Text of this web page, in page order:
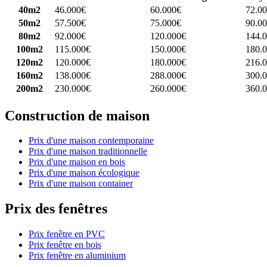
40m2
46.000€ 60.000€
50m2
57.500€ 75.000€
80m2
92.000€ 120.000€
100m2
115.000€ 150.000€
120m2
120.000€ 180.000€
160m2
138.000€ 288.000€
200m2
230.000€ 260.000€
Construction de maison
Prix d'une maison contemporaine
Prix d'une maison traditionnelle
Prix d'une maison en bois
Prix d'une maison écologique
Prix d'une maison container
Prix des fenêtres
Prix fenêtre en PVC
Prix fenêtre en bois
Prix fenêtre en aluminium